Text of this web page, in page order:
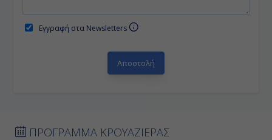
Εγγραφή στα Newsletters
ΠΡΟΓΡΑΜΜΑ ΚΡΟΥΑΖΙΕΡΑΣ